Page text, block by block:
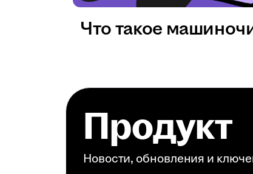
Что такое
Продукт
Новости, обновления и